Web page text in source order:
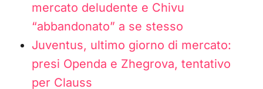
mercato deludente e Chivu
“abbandonato” a se stesso
Juventus, ultimo giorno di mercato:
presi Openda e Zhegrova, tentativo
per Clauss